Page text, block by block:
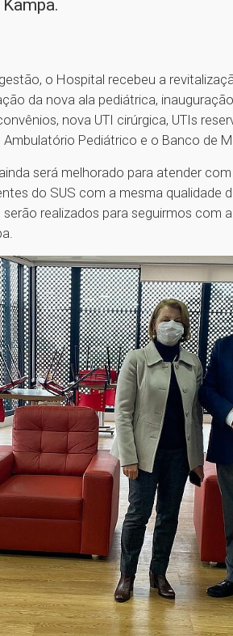
o Hospital recebeu a
da nova ala pediátrica,
nova UTI cirúrgica, UTIs
Ambulatório Pediátrico e o Banco de
será melhorado para atender
do SUS com a mesma qualidade
realizados para seguirmos com